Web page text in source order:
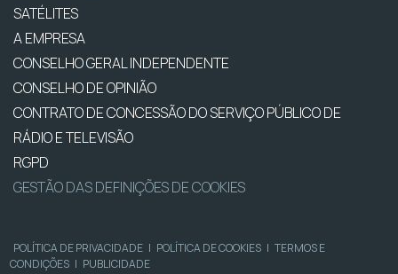
SATÉLITES
A EMPRESA
CONSELHO GERAL INDEPENDENTE
CONSELHO DE OPINIÃO
CONTRATO DE CONCESSÃO DO SERVIÇO PÚBLICO DE
RÁDIO E TELEVISÃO
RGPD
GESTÃO DAS DEFINIÇÕES DE COOKIES
POLÍTICA DE PRIVACIDADE | POLÍTICA DE COOKIES | TERMOS E
CONDIÇÕES | PUBLICIDADE